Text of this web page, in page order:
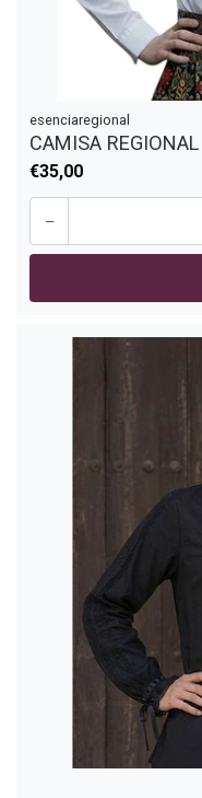
esenciaregional
CAMISA
€35,00
-